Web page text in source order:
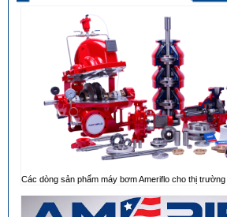
Các dòng sản phẩm máy bơm Ameriflo cho thị